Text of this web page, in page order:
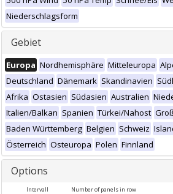
Niederschlagsform
Gebiet
Europa Nordhemisphäre Mitteleuropa
Deutschland Dänemark Skandinavien
Afrika Ostasien Südasien Australien
Italien/Balkan Spanien Türkei/Nahost
Baden Württemberg Belgien Schweiz
Österreich Osteuropa Polen Finnland
Options
Intervall Number of panels in row